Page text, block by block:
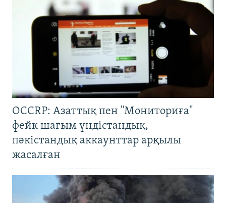
OCCRP: Азаттық пен "Мониториға"
фейк шағым үндістандық,
пәкістандық аккаунттар арқылы
жасалған